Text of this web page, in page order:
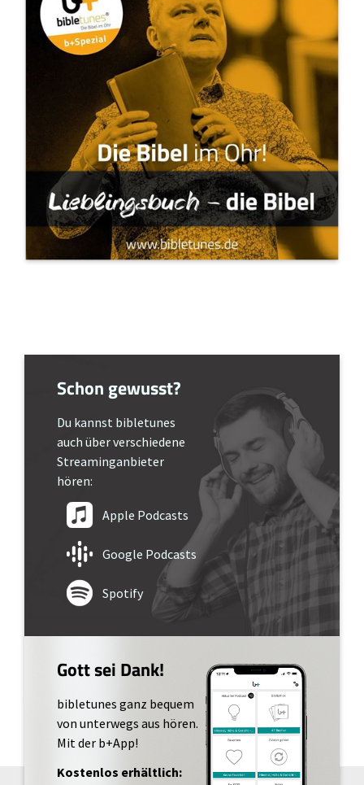
Schon gewusst?
Du kannst bibletunes
auch über verschiedene
Streaminganbieter
hören:
Apple Podcasts
Google Podcasts
Spotify
Gott sei Dank!
bibletunes ganz bequem
von unterwegs aus hören.
Mit der b+App!
Kostenlos erhältlich: